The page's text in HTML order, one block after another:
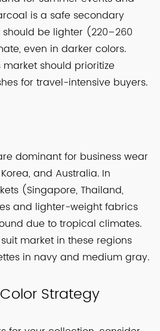
is a safe secondary
be lighter (220–260
even in darker colors.
should prioritize
for travel-intensive buyers.
dominant for business wear
and Australia. In
(Singapore, Thailand,
and lighter-weight fabrics
due to tropical climates.
market in these regions
in navy and medium gray.
Strategy